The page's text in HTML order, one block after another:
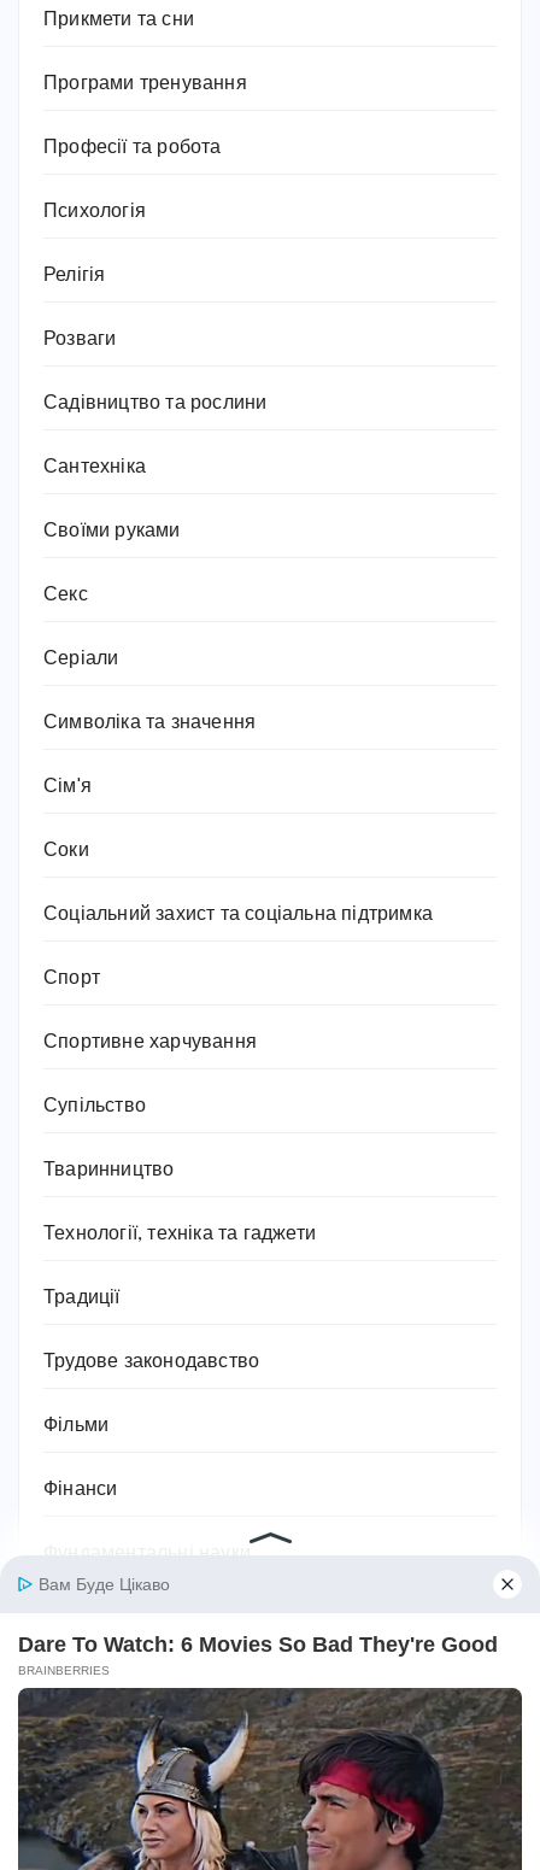
Прикмети та сни
Програми тренування
Професії та робота
Психологія
Релігія
Розваги
Садівництво та рослини
Сантехніка
Своїми руками
Секс
Серіали
Символіка та значення
Сім'я
Соки
Соціальний захист та соціальна підтримка
Спорт
Спортивне харчування
Супільство
Тваринництво
Технології, техніка та гаджети
Традиції
Трудове законодавство
Фільми
Фінанси
Церковні та святкові дати
Цікаві та визначні місця
Цікаві та визначні постаті